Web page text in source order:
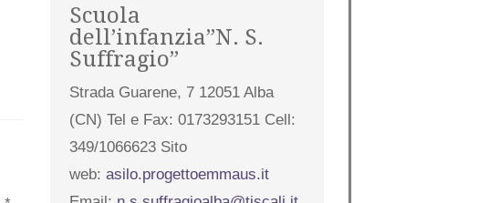
Scuola
dell’infanzia”N. S.
Suffragio”
Strada Guarene, 7 12051 Alba
(CN) Tel e Fax: 0173293151 Cell:
349/1066623 Sito
web: asilo.progettoemmaus.it